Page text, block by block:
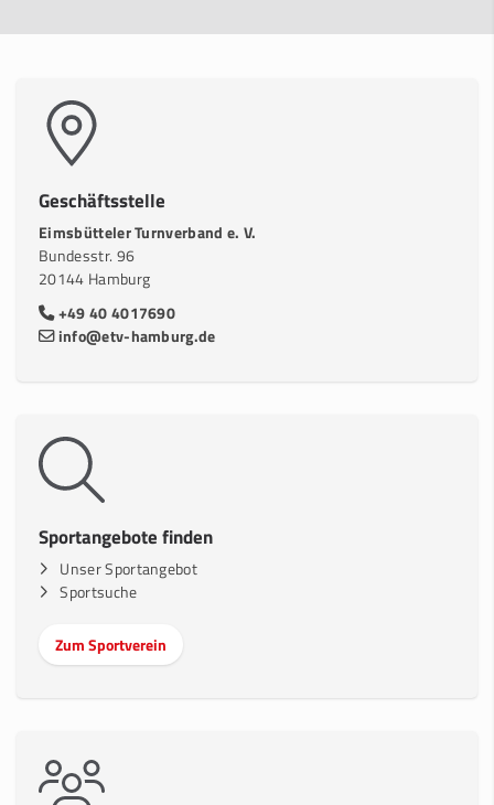
Geschäftsstelle
Eimsbütteler Turnverband e. V.
Bundesstr. 96
20144 Hamburg
+49 40 4017690
info@etv-hamburg.de
Sportangebote finden
Unser Sportangebot
Sportsuche
Zum Sportverein